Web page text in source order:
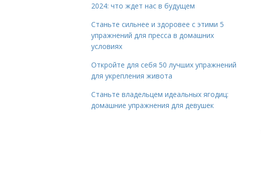
2024: что ждет нас в будущем
Станьте сильнее и здоровее с этими 5
упражнений для пресса в домашних
условиях
Откройте для себя 50 лучших упражнений
для укрепления живота
Станьте владельцем идеальных ягодиц:
домашние упражнения для девушек